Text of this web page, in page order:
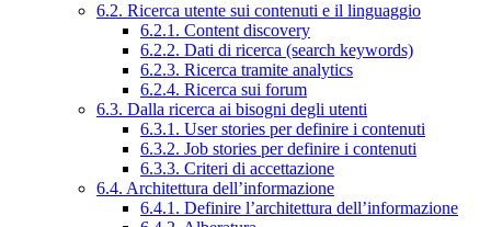
6.2. Ricerca utente sui contenuti e il linguaggio
6.2.1. Content discovery
6.2.2. Dati di ricerca (search keywords)
6.2.3. Ricerca tramite analytics
6.2.4. Ricerca sui forum
6.3. Dalla ricerca ai bisogni degli utenti
6.3.1. User stories per definire i contenuti
6.3.2. Job stories per definire i contenuti
6.3.3. Criteri di accettazione
6.4. Architettura dell’informazione
6.4.1. Definire l’architettura dell’informazione